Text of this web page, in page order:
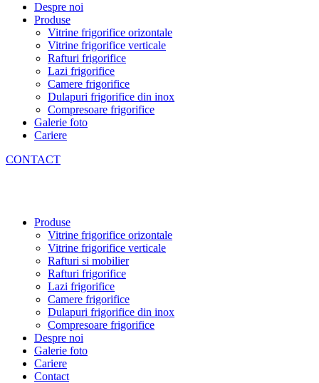
Despre noi
Produse
Vitrine frigorifice orizontale
Vitrine frigorifice verticale
Rafturi frigorifice
Lazi frigorifice
Camere frigorifice
Dulapuri frigorifice din inox
Compresoare frigorifice
Galerie foto
Cariere
CONTACT
Produse
Vitrine frigorifice orizontale
Vitrine frigorifice verticale
Rafturi si mobilier
Rafturi frigorifice
Lazi frigorifice
Camere frigorifice
Dulapuri frigorifice din inox
Compresoare frigorifice
Despre noi
Galerie foto
Cariere
Contact